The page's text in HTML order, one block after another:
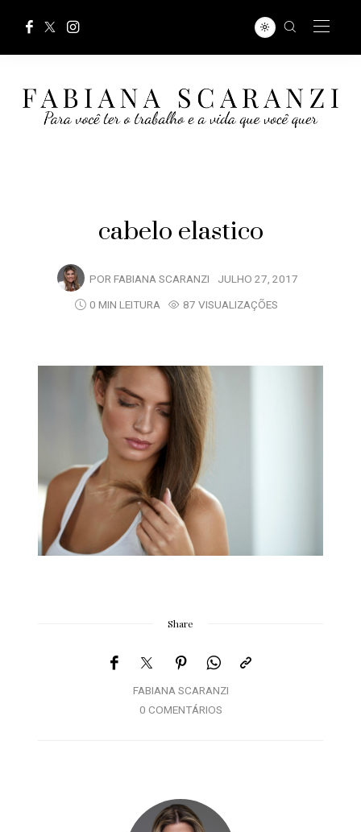
cabelo elastico
POR FABIANA SCARANZI JULHO 27, 2017
0 MIN LEITURA
87 VISUALIZAÇÕES
Share
FABIANA SCARANZI
0 COMENTÁRIOS